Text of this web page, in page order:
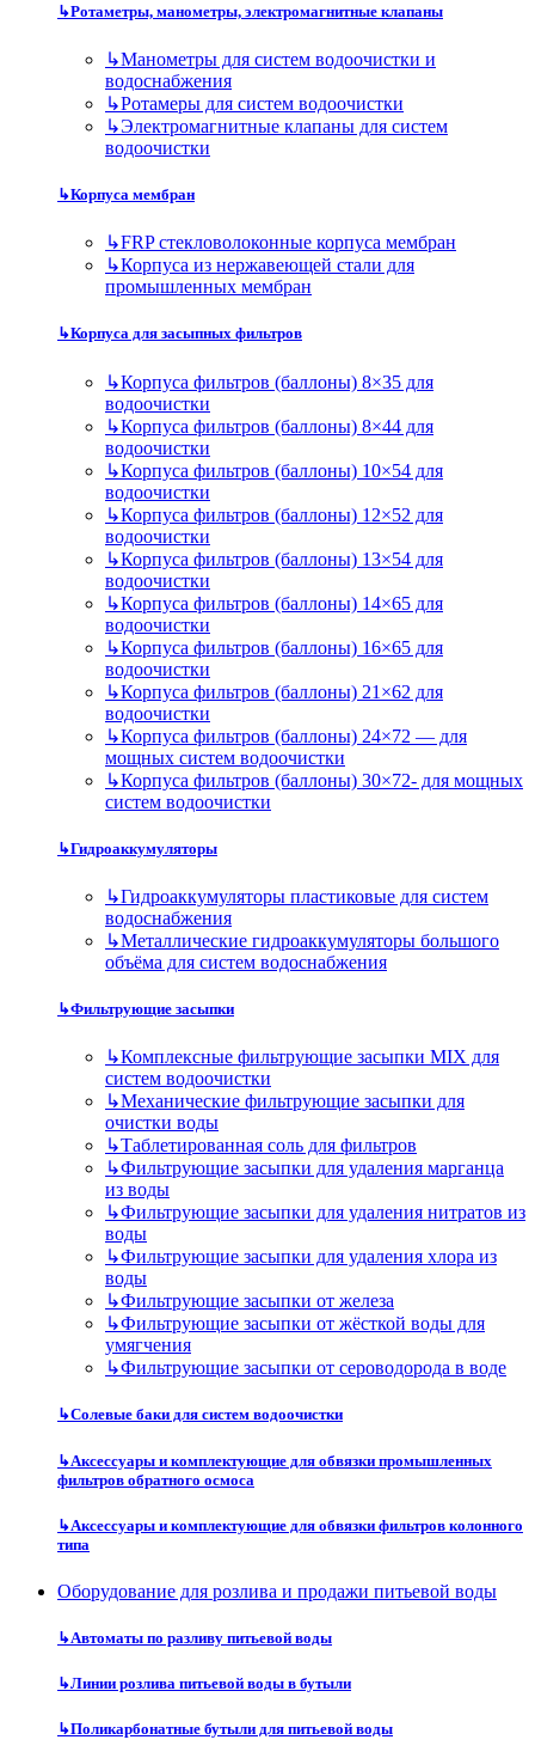
↳Ротаметры, манометры, электромагнитные клапаны
↳Манометры для систем водоочистки и
водоснабжения
↳Ротамеры для систем водоочистки
↳Электромагнитные клапаны для систем
водоочистки
↳Корпуса мембран
↳FRP стекловолоконные корпуса мембран
↳Корпуса из нержавеющей стали для
промышленных мембран
↳Корпуса для засыпных фильтров
↳Корпуса фильтров (баллоны) 8×35 для
водоочистки
↳Корпуса фильтров (баллоны) 8×44 для
водоочистки
↳Корпуса фильтров (баллоны) 10×54 для
водоочистки
↳Корпуса фильтров (баллоны) 12×52 для
водоочистки
↳Корпуса фильтров (баллоны) 13×54 для
водоочистки
↳Корпуса фильтров (баллоны) 14×65 для
водоочистки
↳Корпуса фильтров (баллоны) 16×65 для
водоочистки
↳Корпуса фильтров (баллоны) 21×62 для
водоочистки
↳Корпуса фильтров (баллоны) 24×72 — для
мощных систем водоочистки
↳Корпуса фильтров (баллоны) 30×72- для мощных
систем водоочистки
↳Гидроаккумуляторы
↳Гидроаккумуляторы пластиковые для систем
водоснабжения
↳Металлические гидроаккумуляторы большого
объёма для систем водоснабжения
↳Фильтрующие засыпки
↳Комплексные фильтрующие засыпки MIX для
систем водоочистки
↳Механические фильтрующие засыпки для
очистки воды
↳Таблетированная соль для фильтров
↳Фильтрующие засыпки для удаления марганца
из воды
↳Фильтрующие засыпки для удаления нитратов из
воды
↳Фильтрующие засыпки для удаления хлора из
воды
↳Фильтрующие засыпки от железа
↳Фильтрующие засыпки от жёсткой воды для
умягчения
↳Фильтрующие засыпки от сероводорода в воде
↳Солевые баки для систем водоочистки
↳Аксессуары и комплектующие для обвязки промышленных
фильтров обратного осмоса
↳Аксессуары и комплектующие для обвязки фильтров колонного
типа
Оборудование для розлива и продажи питьевой воды
↳Автоматы по разливу питьевой воды
↳Линии розлива питьевой воды в бутыли
↳Поликарбонатные бутыли для питьевой воды